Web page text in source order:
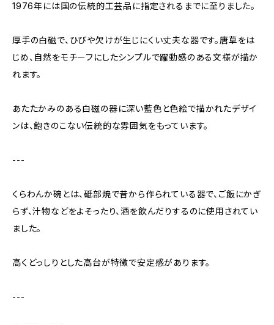
1976年には国の伝統的工芸品に指定されるまでに至りました。
厚手の白磁で、ひびや欠けが生じにくい丈夫な器です。唐草をは
じめ、自然をモチーフにしたシンプルで躍動感のある文様が描か
れます。
あたたかみのある白磁の器に深い藍色と色絵で描かれたデザイ
ンは、飽きのこない伝統的な雰囲気をもっています。
---
くらわんか碗とは、砥部焼で昔から作られている器で、ご飯にかぎ
らず、汁物などをよそったり、酒を飲んだりするのに使用されてい
ました。
高くどっしりとした高台が特徴で安定感があります。
---